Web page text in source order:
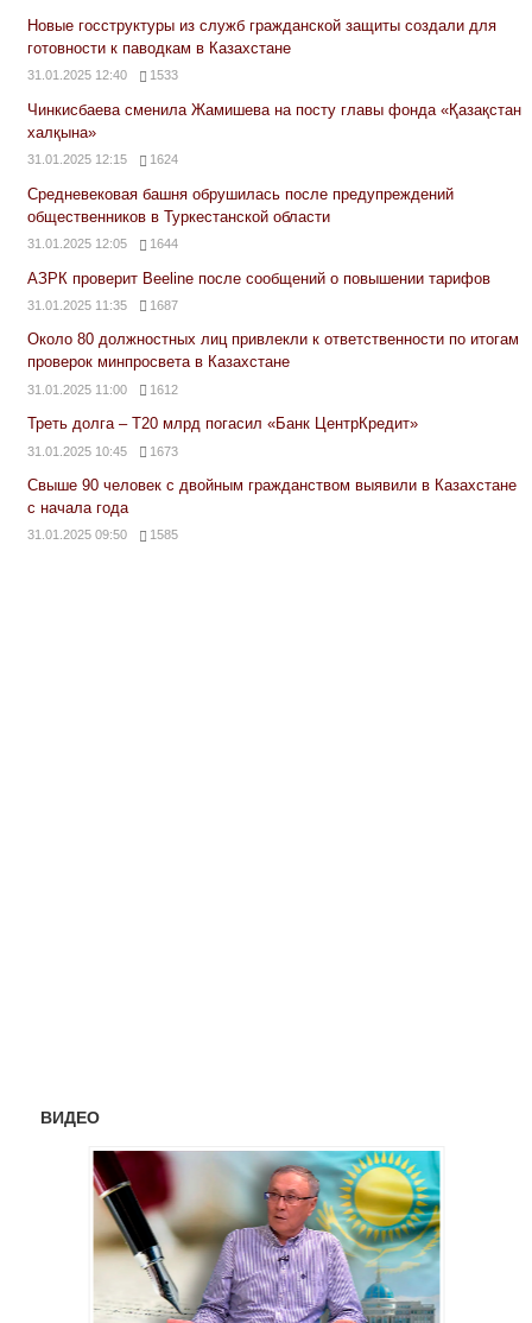
Новые госструктуры из служб гражданской защиты создали для
готовности к паводкам в Казахстане
31.01.2025 12:40 1533
Чинкисбаева сменила Жамишева на посту главы фонда «Қазақстан
халқына»
31.01.2025 12:15 1624
Средневековая башня обрушилась после предупреждений
общественников в Туркестанской области
31.01.2025 12:05 1644
АЗРК проверит Beeline после сообщений о повышении тарифов
31.01.2025 11:35 1687
Около 80 должностных лиц привлекли к ответственности по итогам
проверок минпросвета в Казахстане
31.01.2025 11:00 1612
Треть долга – Т20 млрд погасил «Банк ЦентрКредит»
31.01.2025 10:45 1673
Свыше 90 человек с двойным гражданством выявили в Казахстане
с начала года
31.01.2025 09:50 1585
ВИДЕО